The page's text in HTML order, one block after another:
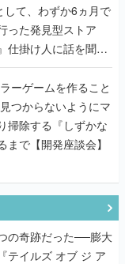
して、わずか6ヵ月で
った発見型ストア
仕掛け人に話を聞い
ーゲームを作ること
掃除する『しずかな
まで【開発座談会】
の奇跡だった──膨大
テイルズ オブ ジ ア